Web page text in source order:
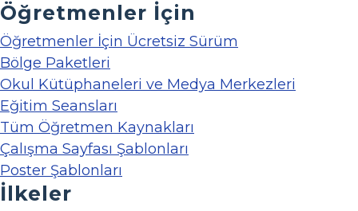
Öğretmenler İçin
Öğretmenler İçin Ücretsiz Sürüm
Bölge Paketleri
Okul Kütüphaneleri ve Medya Merkezleri
Eğitim Seansları
Tüm Öğretmen Kaynakları
Çalışma Sayfası Şablonları
Poster Şablonları
İlkeler